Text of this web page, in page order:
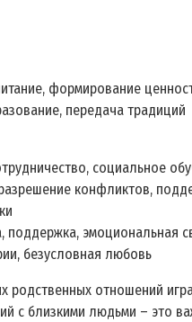
формирование
передача традиций
социальное
конфликтов,
поддержка, эмоциональная
безусловная любовь
родственных отношений
с близкими людьми – это